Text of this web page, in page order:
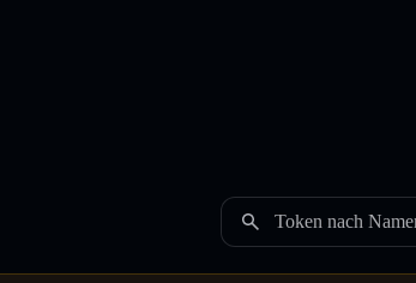
Token nach